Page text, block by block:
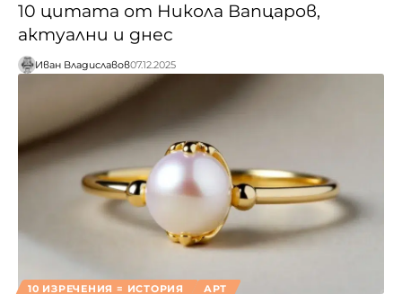
10 цитата от Никола Вапцаров,
актуални и днес
Иван Владиславов07.12.2025
10 ИЗРЕЧЕНИЯ = ИСТОРИЯ АРТ